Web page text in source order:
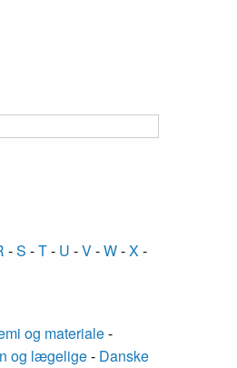
-S -T- U -V-W-X-
og materiale-
og lægelige- Danske